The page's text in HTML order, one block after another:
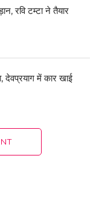
रवि टम्टा ने तैयार
देवप्रयाग में कार खाई